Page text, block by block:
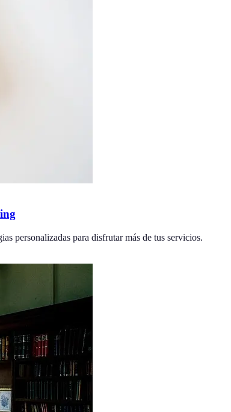
personalizadas para disfrutar más de tus servicios.